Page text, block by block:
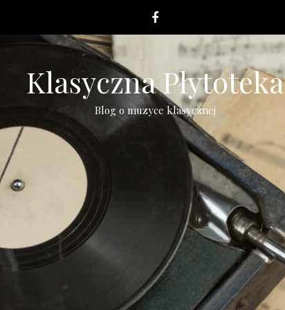
Klasyczna Płytoteka
Blog o muzyce klasycznej